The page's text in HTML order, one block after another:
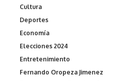
Cultura
Deportes
Economía
Elecciones 2024
Entretenimiento
Fernando Oropeza Jimenez